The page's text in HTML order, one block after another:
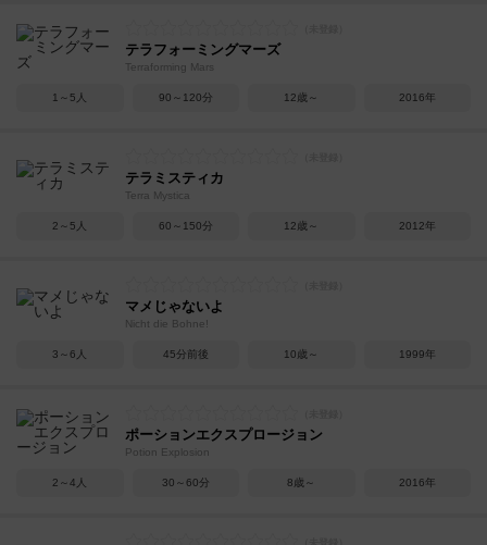
テラフォーミングマーズ
Terraforming Mars
1～5人 90～120分 12歳～ 2016年
テラミスティカ
Terra Mystica
2～5人 60～150分 12歳～ 2012年
マメじゃないよ
Nicht die Bohne!
3～6人 45分前後 10歳～ 1999年
ポーションエクスプロージョン
Potion Explosion
2～4人 30～60分 8歳～ 2016年